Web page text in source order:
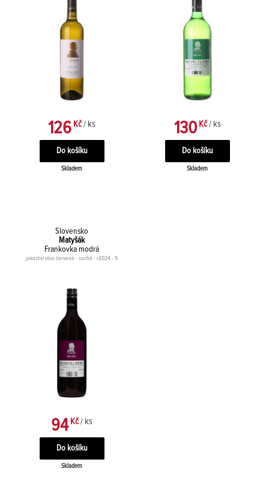
126 Kč / ks
Skladem
130Kč / ks
Skladem
Slovensko
Matyšák
Frankovka modrá
jakostní víno červené - suché - r2024 - 1l
94 Kč / ks
Skladem